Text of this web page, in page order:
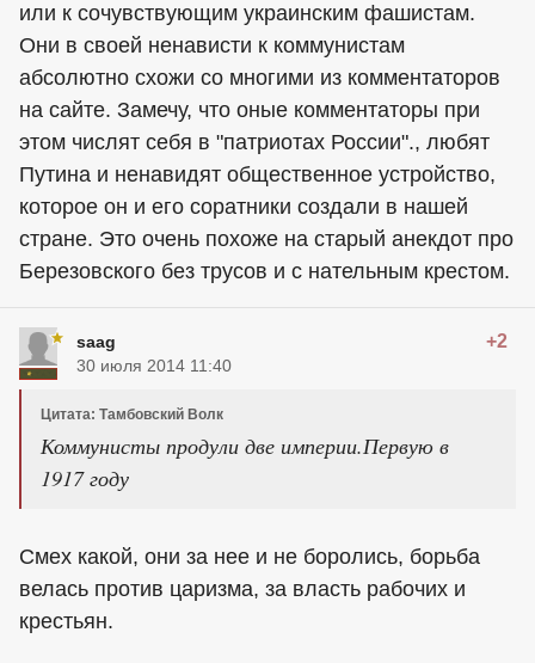
или к сочувствующим украинским фашистам.
Они в своей ненависти к коммунистам
абсолютно схожи со многими из комментаторов
на сайте. Замечу, что оные комментаторы при
этом числят себя в "патриотах России"., любят
Путина и ненавидят общественное устройство,
которое он и его соратники создали в нашей
стране. Это очень похоже на старый анекдот про
Березовского без трусов и с нательным крестом.
saag +2
30 июля 2014 11:40
Цитата: Тамбовский Волк
Коммунисты продули две империи.Первую в
1917 году
Смех какой, они за нее и не боролись, борьба
велась против царизма, за власть рабочих и
крестьян.